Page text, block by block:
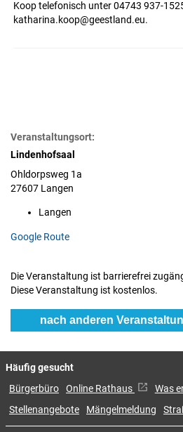
Koop telefonisch unter 04743 937-
katharina.koop@geestland.eu.
Veranstaltungsort:
Lindenhofsaal
Ohldorpsweg 1a
27607 Langen
Langen
Google Route
Die Veranstaltung ist barrierefrei
Diese Veranstaltung ist kostenlos.
nach anderen
Häufig gesucht
Bürgerbüro Online Rathaus
Was
Stellenangebote
Mängelmeldung